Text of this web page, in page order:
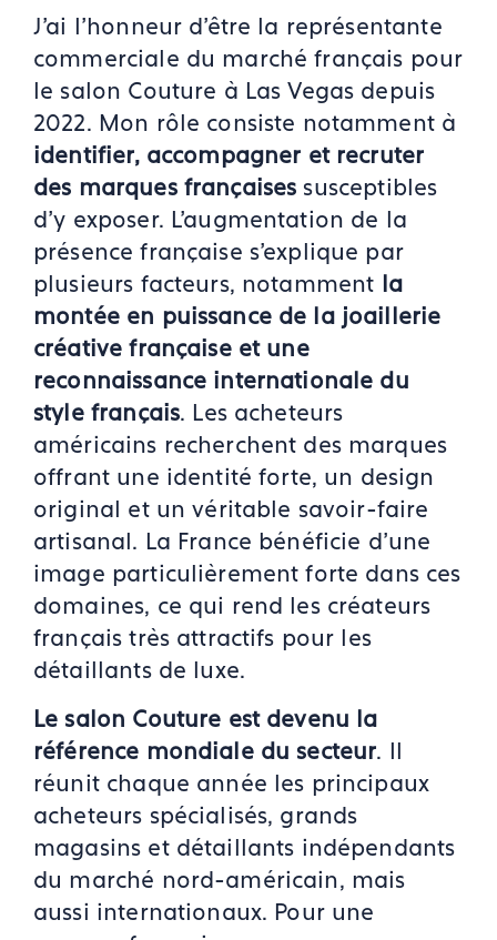
J'ai l'honneur d'être la représentante
commerciale du marché français pour
le salon Couture à Las Vegas depuis
2022. Mon rôle consiste notamment à
identifier, accompagner et recruter
des marques françaises susceptibles
d'y exposer. L'augmentation de la
présence française s'explique par
plusieurs facteurs, notamment la
montée en puissance de la joaillerie
créative française et une
reconnaissance internationale du
style français. Les acheteurs
américains recherchent des marques
offrant une identité forte, un design
original et un véritable savoir-faire
artisanal. La France bénéficie d'une
image particulièrement forte dans ces
domaines, ce qui rend les créateurs
français très attractifs pour les
détaillants de luxe.
Le salon Couture est devenu la
référence mondiale du secteur. Il
réunit chaque année les principaux
acheteurs spécialisés, grands
magasins et détaillants indépendants
du marché nord-américain, mais
aussi internationaux. Pour une